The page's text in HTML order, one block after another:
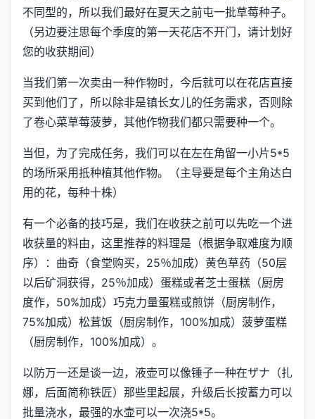
不同型的，所以我们最好在夏天之前屯一批草莓种子。
（另边要注思每个季度的第一天花店不开门，请计划好
您的收获期间）
当我们第一次卖由一种作物时，今后就可以在花店直接
买到他们了，所以除非是镇长女儿的任务需求，否则除
了卷心菜草莓菠萝，其他作物我们都只需要种一个。
当但，为了完成任务，我们可以在左在角留一小片5*5
的场所采用抵种植其他作物。（主导要是每个主角达白
用的花，每种十株）
有一个必备的技巧是，我们在收获之前可以先吃一个进
收获量的料由，这里推荐的料理是（根据争取难度为顺
序）：曲奇（食堂购买，25％加成）黄色草药（50层
以后矿洞获得，25％加成）蛋糕或者芝士蛋糕（厨房
度作，50%加成）巧克力量蛋糕或煎饼（厨房制作，
75%加成）松茸饭（厨房制作，100%加成）菠萝蛋糕
（厨房制作，100%加成）。
以防万一还是谈一边，液壶可以像锤子一种在ザナ（扎
娜，后面简称铁匠）那些里起展，升级后长按蓄力可以
批量浇水，最强的水壶可以一次浇5*5。